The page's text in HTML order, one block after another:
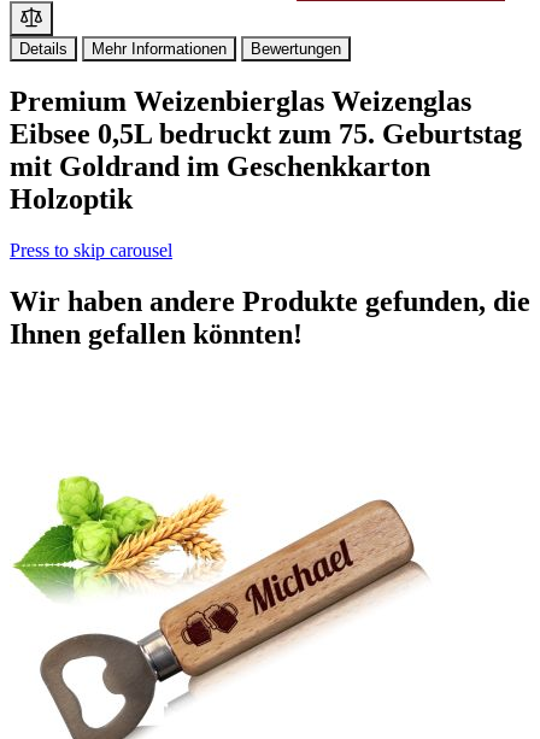
Details Mehr Informationen Bewertungen
Premium Weizenbierglas Weizenglas
Eibsee 0,5L bedruckt zum 75. Geburtstag
mit Goldrand im Geschenkkarton
Holzoptik
Press to skip carousel
Wir haben andere Produkte gefunden, die
Ihnen gefallen könnten!